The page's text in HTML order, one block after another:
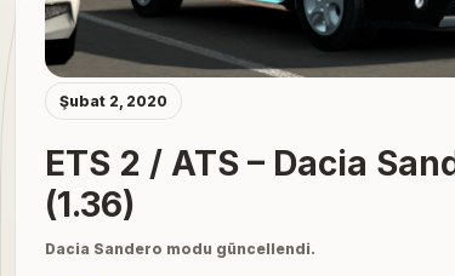
Şubat 2, 2020
ETS 2 / ATS – Dacia
(1.36)
Dacia Sandero modu güncellendi.